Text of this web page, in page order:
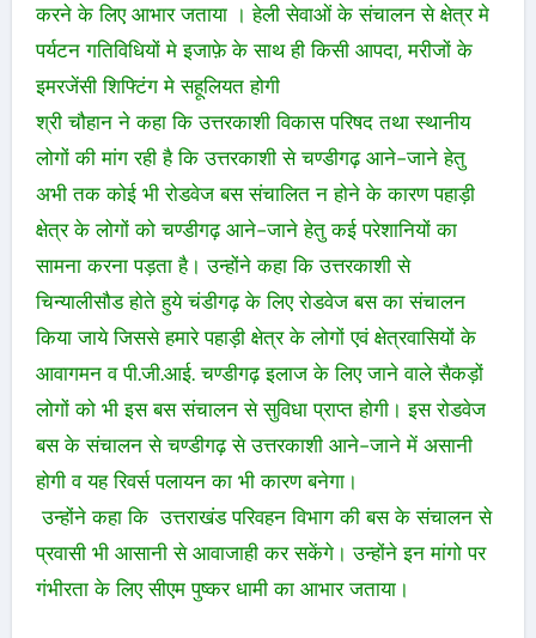
करने के लिए आभार जताया । हेली सेवाओं के संचालन से क्षेत्र मे
पर्यटन गतिविधियों मे इजाफ़े के साथ ही किसी आपदा, मरीजों के
इमरजेंसी शिफ्टिंग मे सहूलियत होगी
श्री चौहान ने कहा कि उत्तरकाशी विकास परिषद तथा स्थानीय
लोगों की मांग रही है कि उत्तरकाशी से चण्डीगढ़ आने-जाने हेतु
अभी तक कोई भी रोडवेज बस संचालित न होने के कारण पहाड़ी
क्षेत्र के लोगों को चण्डीगढ़ आने-जाने हेतु कई परेशानियों का
सामना करना पड़ता है। उन्होंने कहा कि उत्तरकाशी से
चिन्यालीसौड होते हुये चंडीगढ़ के लिए रोडवेज बस का संचालन
किया जाये जिससे हमारे पहाड़ी क्षेत्र के लोगों एवं क्षेत्रवासियों के
आवागमन व पी.जी.आई. चण्डीगढ़ इलाज के लिए जाने वाले सैकड़ों
लोगों को भी इस बस संचालन से सुविधा प्राप्त होगी। इस रोडवेज
बस के संचालन से चण्डीगढ़ से उत्तरकाशी आने-जाने में असानी
होगी व यह रिवर्स पलायन का भी कारण बनेगा।
उन्होंने कहा कि उत्तराखंड परिवहन विभाग की बस के संचालन से
प्रवासी भी आसानी से आवाजाही कर सकेंगे। उन्होंने इन मांगो पर
गंभीरता के लिए सीएम पुष्कर धामी का आभार जताया।